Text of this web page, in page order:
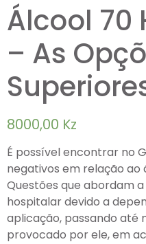
Álcool 70
– As
8000,00 Kz
É possível encontrar no
negativos em relação ao
Questões que abordam
hospitalar devido a
aplicação, passando até
provocado por ele, em